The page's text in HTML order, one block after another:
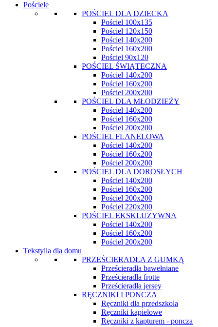
Pościele
POŚCIEL DLA DZIECKA
Pościel 100x135
Pościel 120x150
Pościel 140x200
Pościel 160x200
Pościel 90x120
POŚCIEL ŚWIĄTECZNA
Pościel 140x200
Pościel 160x200
Pościel 200x200
POŚCIEL DLA MŁODZIEŻY
Pościel 140x200
Pościel 160x200
Pościel 200x200
POŚCIEL FLANELOWA
Pościel 140x200
Pościel 160x200
Pościel 200x200
POŚCIEL DLA DOROSŁYCH
Pościel 140x200
Pościel 160x200
Pościel 200x200
Pościel 220x200
POŚCIEL EKSKLUZYWNA
Pościel 140x200
Pościel 160x200
Pościel 200x200
Tekstylia dla domu
PRZEŚCIERADŁA Z GUMKĄ
Prześcieradła bawełniane
Prześcieradła frotte
Prześcieradła jersey
RĘCZNIKI I PONCZA
Ręczniki dla przedszkola
Ręczniki kąpielowe
Ręczniki z kapturem - poncza